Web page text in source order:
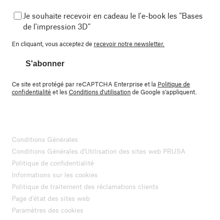
Je souhaite recevoir en cadeau le l'e-book les "Bases
de l'impression 3D"
En cliquant, vous acceptez de recevoir notre newsletter.
S'abonner
Ce site est protégé par reCAPTCHA Enterprise et la Politique de
confidentialité et lesConditions d'utilisationde Google s'appliquent.
Conditions Générales
Conditions Générales d'Utilisation des sites web PRUSA
Politique de confidentialité
Informations sur les cookies
Politique de traitement des réclamations clients
Page d'état des sites web
Paramètres des cookies